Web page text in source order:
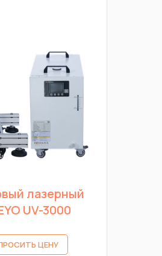
лазерный
UV-3000
ЦЕНУ